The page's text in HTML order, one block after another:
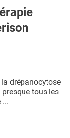
drépanocytose
tous les
...